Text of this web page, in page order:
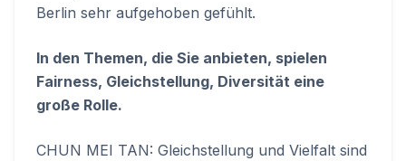
Berlin sehr aufgehoben gefühlt.
In den Themen, die Sie anbieten, spielen
Fairness, Gleichstellung, Diversität eine
große Rolle.
CHUN MEI TAN: Gleichstellung und Vielfalt sind